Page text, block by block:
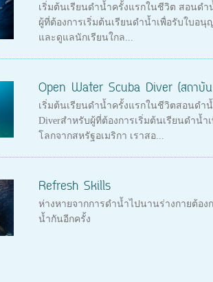
เริ่มต้นเรียนดำน้ำครั้งแรกในชีวิต สอนดำ
ผู้ที่ต้องการเริ่มต้นเรียนดำน้ำเพื่อรับใบอ
และดูแลนักเรียนใกล...
Open Water Scuba Diver (สถาบั
เริ่มต้นเรียนดำน้ำครั้งแรกในชีวิตสอนดำน้
Diverสำหรับผู้ที่ต้องการเริ่มต้นเรียนดำน้
โลกจากสหรัฐอเมริกา เราสอ...
Refresh Skills
ห่างหายจากการดำน้ำไปนานร่างกายต้อง
น้ำกันอีกครั้ง